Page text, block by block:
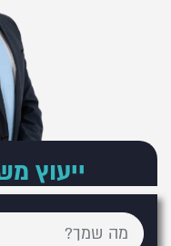
ייעוץ